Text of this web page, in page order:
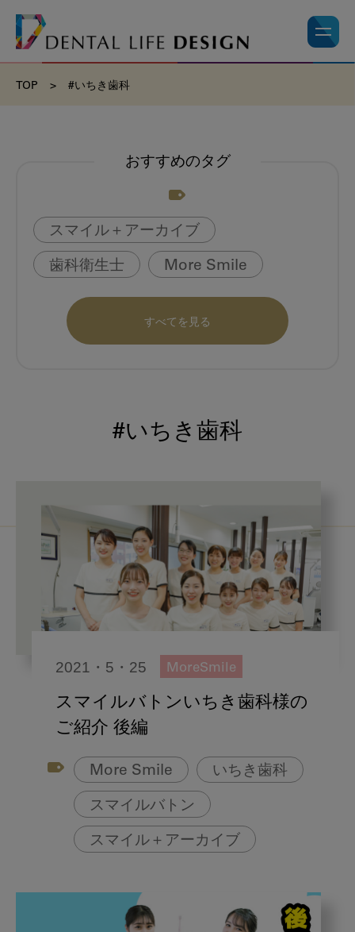
TOP > #いちき歯科
おすすめのタグ
スマイル＋アーカイブ
歯科衛生士 More Smile
お悩み相談室 動画 書籍
book
海外歯科事情 咬合の変化
口腔機能発達不全症
いちき歯科 スウェーデン
歯周病 鼻うがい
内科 歯科 内科医師
いま○○が知りたい 歯科助手
アフターコロナ対策
すべてを見る
#いちき歯科
2021・5・25 MoreSmile
スマイルバトンいちき歯科様の
ご紹介 後編
More Smile いちき歯科
スマイルバトン
スマイル＋アーカイブ